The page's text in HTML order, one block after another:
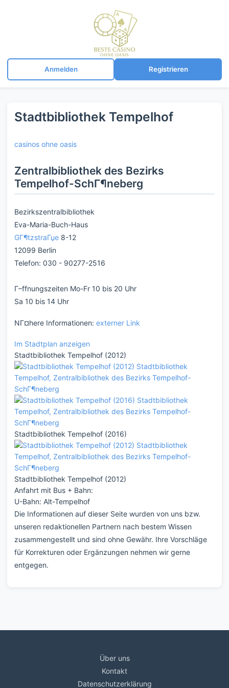
Anmelden Registrieren
Stadtbibliothek Tempelhof
casinos ohne oasis
Zentralbibliothek des Bezirks
Tempelhof-SchГ¶neberg
Bezirkszentralbibliothek
Eva-Maria-Buch-Haus
GГ¶tzstraГџe 8-12
12099 Berlin
Telefon: 030 - 90277-2516
Г–ffnungszeiten Mo-Fr 10 bis 20 Uhr
Sa 10 bis 14 Uhr
NГ¤here Informationen: externer Link
Im Stadtplan anzeigen
Stadtbibliothek Tempelhof (2012)
Stadtbibliothek Tempelhof (2016)
Stadtbibliothek Tempelhof (2012)
Anfahrt mit Bus + Bahn:
U-Bahn: Alt-Tempelhof
Die Informationen auf dieser Seite wurden von uns bzw.
unseren redaktionellen Partnern nach bestem Wissen
zusammengestellt und sind ohne Gewähr. Ihre Vorschläge
für Korrekturen oder Ergänzungen nehmen wir gerne
entgegen.
Über uns
Kontakt
Datenschutzerklärung